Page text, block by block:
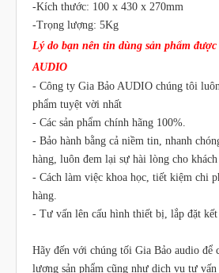
-Kích thước: 100 x 430 x 270mm
-Trọng lượng: 5Kg
Lý do bạn nên tin dùng sản phẩm
AUDIO
- Công ty Gia Bảo AUDIO chúng tôi
phẩm tuyệt vời nhất
- Các sản phẩm chính hãng 100%.
- Bảo hành bằng cả niềm tin, nhanh
hàng, luôn đem lại sự hài lòng cho khách
- Cách làm việc khoa học, tiết kiệm chi
hàng.
- Tư vấn lên cấu hình thiết bị, lắp đặt
Hãy đến với chúng tối Gia Bảo audio để
lượng sản phẩm cũng như dịch vụ tư